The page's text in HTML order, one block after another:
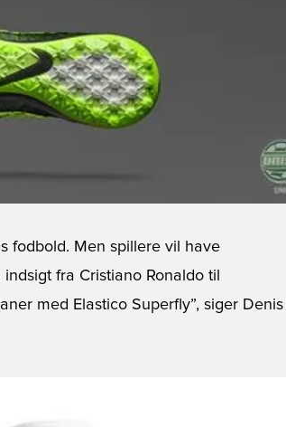
fodbold. Men spillere vil have
fra Cristiano Ronaldo til
med Elastico Superfly”, siger Denis